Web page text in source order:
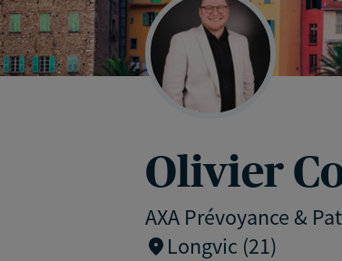
Olivier
AXA Prévoyance &
Longvic (21)